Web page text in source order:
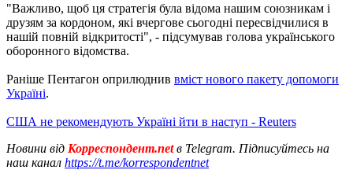
"Важливо, щоб ця стратегія була відома нашим союзникам і
друзям за кордоном, які вчергове сьогодні пересвідчилися в
нашій повній відкритості", - підсумував голова українського
оборонного відомства.
Раніше Пентагон оприлюднив вміст нового пакету допомоги
Україні.
США не рекомендують Україні йти в наступ - Reuters
Новини від Корреспондент.netв Telegram. Підписуйтесь на
наш канал https://t.me/korrespondentnet